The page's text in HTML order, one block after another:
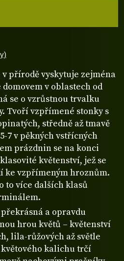
v přírodě vyskytuje zejména
v oblastech od
se o vzrůstnou trvalku
Tvoří vzpřímené stonky s
středně až tmavě
7 v pěkných vstřícných
prázdnin se na konci
květenství, jež se
ke vzpřímeným hroznům.
to více dalších klasů
a opravdu
hrou květů – květenství
lila-růžových až světle
kalichu trčí